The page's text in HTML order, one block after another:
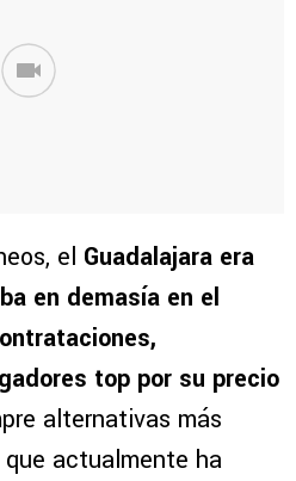
el Guadalajara era
en demasía en el
top por su precio
alternativas más
actualmente ha